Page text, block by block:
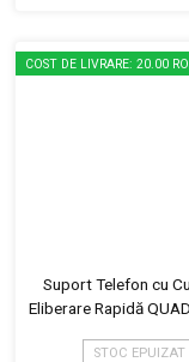
COST DE LIVRARE: 20.00
Suport Telefon cu
Eliberare Rapidă
STOC EPUIZAT